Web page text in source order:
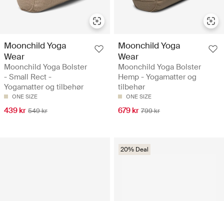
Moonchild Yoga
Wear
Moonchild Yoga Bolster
- Small Rect -
Yogamatter og tilbehør
ONE SIZE
439 kr 549 kr
Moonchild Yoga
Wear
Moonchild Yoga Bolster
Hemp - Yogamatter og
tilbehør
ONE SIZE
679 kr 799 kr
20% Deal